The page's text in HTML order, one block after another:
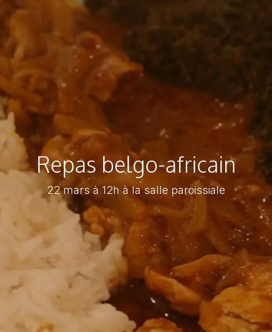
Repas belgo-africain
22 mars à 12h à la salle paroissiale